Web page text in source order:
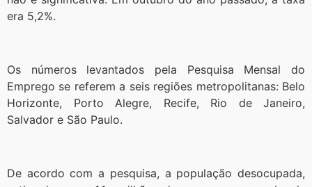
era 5,2%.
Os números levantados pela Pesquisa Mensal do
Emprego se referem a seis regiões metropolitanas: Belo
Horizonte, Porto Alegre, Recife, Rio de Janeiro,
Salvador e São Paulo.
De acordo com a pesquisa, a população desocupada,